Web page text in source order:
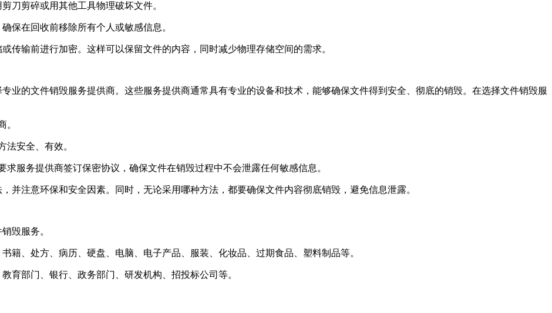
刀剪碎或用其他工具物理破坏文件。
保在回收前移除所有个人或敏感信息。
传输前进行加密。这样可以保留文件的内容，同时减少物理存储空间的需求。
业的文件销毁服务提供商。这些服务提供商通常具有专业的设备和技术，能够确保文件得到安全、彻底的销毁。在选择文件销毁服
。
法安全、有效。
服务提供商签订保密协议，确保文件在销毁过程中不会泄露任何敏感信息。
并注意环保和安全因素。同时，无论采用哪种方法，都要确保文件内容彻底销毁，避免信息泄露。
毁服务。
籍、处方、病历、硬盘、电脑、电子产品、服装、化妆品、过期食品、塑料制品等。
育部门、银行、政务部门、研发机构、招投标公司等。